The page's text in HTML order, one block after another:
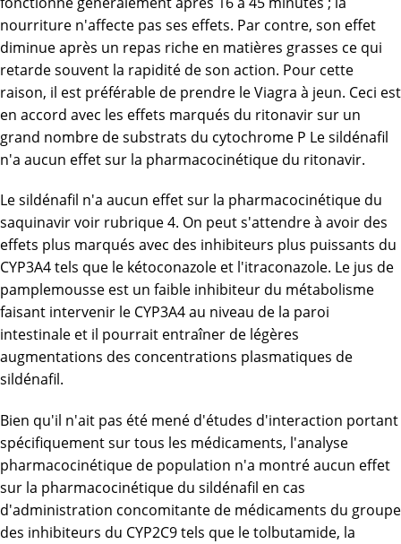
nourriture n'affecte pas ses effets. Par contre, son effet
diminue après un repas riche en matières grasses ce qui
retarde souvent la rapidité de son action. Pour cette
raison, il est préférable de prendre le Viagra à jeun. Ceci est
en accord avec les effets marqués du ritonavir sur un
grand nombre de substrats du cytochrome P Le sildénafil
n'a aucun effet sur la pharmacocinétique du ritonavir.
Le sildénafil n'a aucun effet sur la pharmacocinétique du
saquinavir voir rubrique 4. On peut s'attendre à avoir des
effets plus marqués avec des inhibiteurs plus puissants du
CYP3A4 tels que le kétoconazole et l'itraconazole. Le jus de
pamplemousse est un faible inhibiteur du métabolisme
faisant intervenir le CYP3A4 au niveau de la paroi
intestinale et il pourrait entraîner de légères
augmentations des concentrations plasmatiques de
sildénafil.
Bien qu'il n'ait pas été mené d'études d'interaction portant
spécifiquement sur tous les médicaments, l'analyse
pharmacocinétique de population n'a montré aucun effet
sur la pharmacocinétique du sildénafil en cas
d'administration concomitante de médicaments du groupe
des inhibiteurs du CYP2C9 tels que le tolbutamide, la